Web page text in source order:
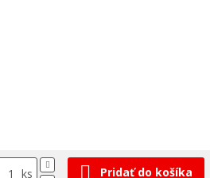
ks Pridať do košíka